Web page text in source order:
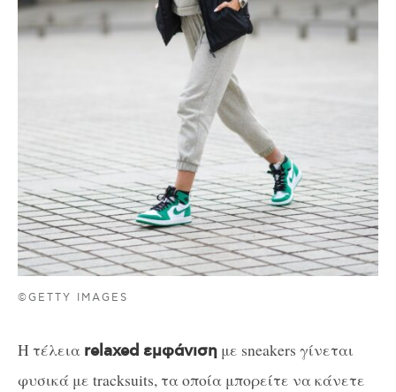
©GETTY IMAGES
Η τέλεια relaxed εμφάνιση με sneakers γίνεται
φυσικά με tracksuits, τα οποία μπορείτε να κάνετε